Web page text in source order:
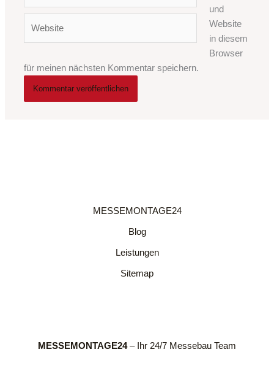
Adresse*
und
Website
in diesem
Browser
für meinen nächsten Kommentar speichern.
MESSEMONTAGE24
Blog
Leistungen
Sitemap
MESSEMONTAGE24– Ihr 24/7 Messebau Team